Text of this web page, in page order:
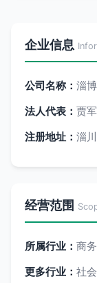
企业信息
公司名称： 淄
法人代表： 贾
注册地址： 淄
经营范围
所属行业： 商
更多行业： 社